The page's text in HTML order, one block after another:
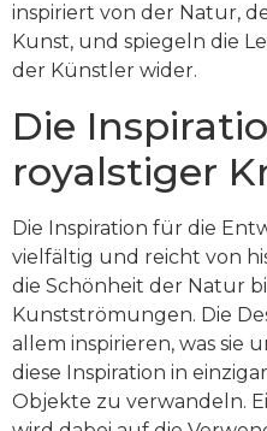
inspiriert von der Natur,
Kunst, und spiegeln die
der Künstler wider.
Die
royalstiger
Die Inspiration für die
vielfältig und reicht von
die Schönheit der Natur
Kunstströmungen. Die
allem inspirieren, was sie
diese Inspiration in
Objekte zu verwandeln.